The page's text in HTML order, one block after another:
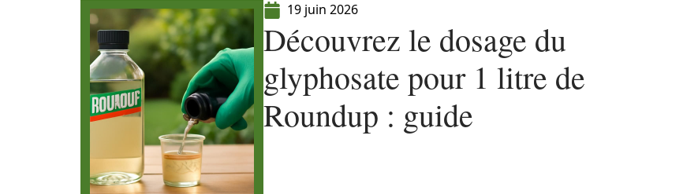
19 juin 2026
Découvrez le dosage du
glyphosate pour 1 litre de
Roundup : guide